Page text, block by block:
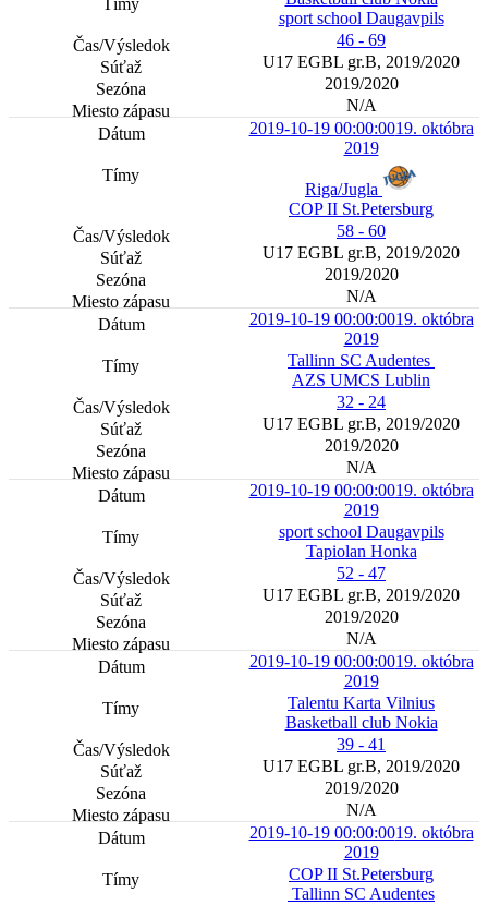
sport school Daugavpils
46 - 69
U17 EGBL gr.B, 2019/2020
2019/2020
N/A
2019-10-19 00:00:0019. októbra
2019
Riga/Jugla
COP II St.Petersburg
58 - 60
U17 EGBL gr.B, 2019/2020
2019/2020
N/A
2019-10-19 00:00:0019. októbra
2019
Tallinn SC Audentes
AZS UMCS Lublin
32 - 24
U17 EGBL gr.B, 2019/2020
2019/2020
N/A
2019-10-19 00:00:0019. októbra
2019
sport school Daugavpils
Tapiolan Honka
52 - 47
U17 EGBL gr.B, 2019/2020
2019/2020
N/A
2019-10-19 00:00:0019. októbra
2019
Talentu Karta Vilnius
Basketball club Nokia
39 - 41
U17 EGBL gr.B, 2019/2020
2019/2020
N/A
2019-10-19 00:00:0019. októbra
2019
COP II St.Petersburg
Tallinn SC Audentes